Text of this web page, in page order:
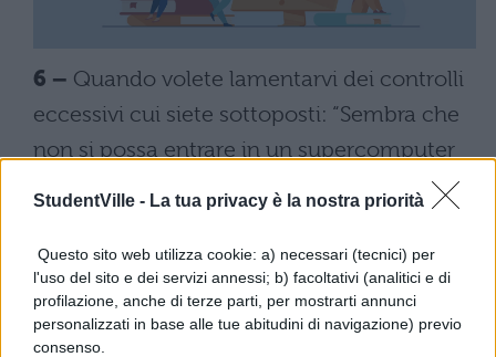
StudentVille - La tua privacy è la nostra priorità
Questo sito web utilizza cookie: a) necessari (tecnici) per
l'uso del sito e dei servizi annessi; b) facoltativi (analitici e di
profilazione, anche di terze parti, per mostrarti annunci
personalizzati in base alle tue abitudini di navigazione) previo
consenso.
6 – Quando volete lamentarvi dei controlli
eccessivi cui siete sottoposti: “Sembra che
non si possa entrare in un supercomputer
Difesa lo spifferi a tua madre”.
7 –Quando dovete dissuadere qualcuno
dal provarci con una ragazza con cui non